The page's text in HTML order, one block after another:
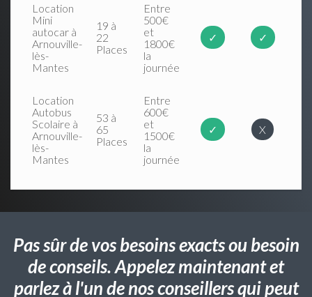
Location
Mini
autocar à
Arnouville-
lès-
Mantes
19 à
22
Places
Entre
500€
et
1800€
la
journée
✓ ✓
Location
Autobus
Scolaire à
Arnouville-
lès-
Mantes
53 à
65
Places
Entre
600€
et
1500€
la
journée
✓ X
Pas sûr de vos besoins exacts ou besoin
de conseils. Appelez maintenant et
parlez à l'un de nos conseillers qui peut